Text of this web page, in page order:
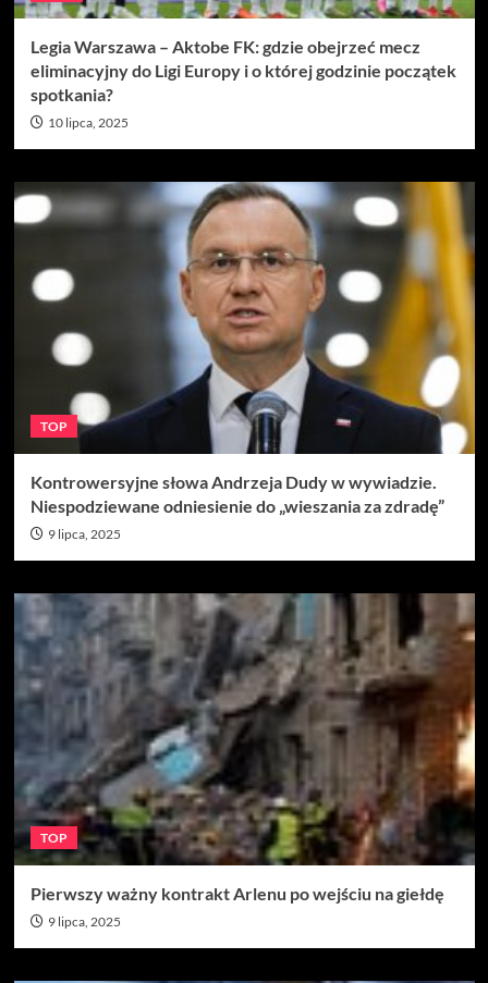
Legia Warszawa – Aktobe FK: gdzie obejrzeć mecz
eliminacyjny do Ligi Europy i o której godzinie początek
spotkania?
10 lipca, 2025
TOP
Kontrowersyjne słowa Andrzeja Dudy w wywiadzie.
Niespodziewane odniesienie do „wieszania za zdradę”
9 lipca, 2025
TOP
Pierwszy ważny kontrakt Arlenu po wejściu na giełdę
9 lipca, 2025